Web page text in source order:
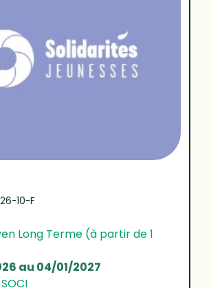
10-F
Long Terme (à partir de 1
au 04/01/2027
SOCI